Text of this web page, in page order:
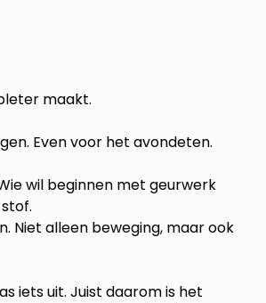
maakt.
Even voor het avondeten.
wil beginnen met geurwerk
Niet alleen beweging, maar ook
iets uit. Juist daarom is het